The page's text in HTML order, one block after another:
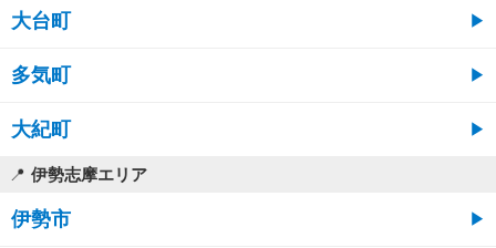
大台町
多気町
大紀町
伊勢志摩エリア
伊勢市